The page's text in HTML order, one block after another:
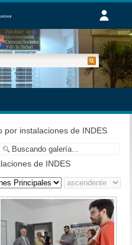
instalaciones de INDES
de INDES